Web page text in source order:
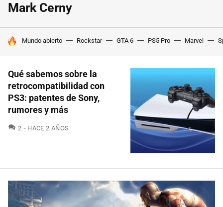
Mark Cerny
HOY SE HABLA DE
Mundo abierto Rockstar GTA 6 PS5 Pro Marvel
Qué sabemos sobre la
retrocompatibilidad con
PS3: patentes de Sony,
rumores y más
2 COMENTARIOS
HACE 2 AÑOS